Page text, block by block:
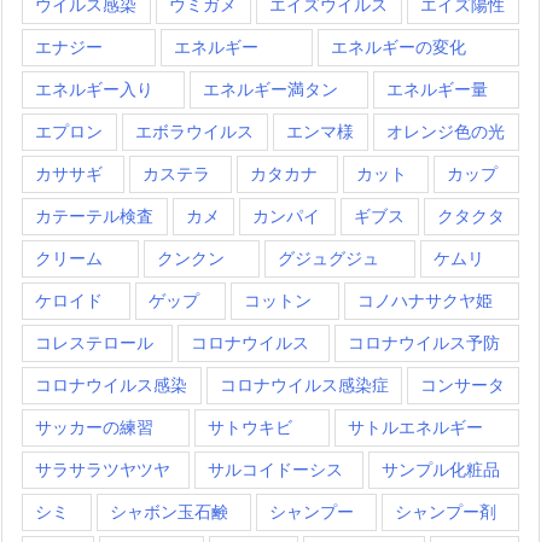
ウイルス感染 ウミガメ エイズウイルス エイズ陽性
エナジー エネルギー エネルギーの変化
エネルギー入り エネルギー満タン エネルギー量
エプロン エボラウイルス エンマ様 オレンジ色の光
カササギ カステラ カタカナ カット カップ
カテーテル検査 カメ カンパイ ギブス クタクタ
クリーム クンクン グジュグジュ ケムリ
ケロイド ゲップ コットン コノハナサクヤ姫
コレステロール コロナウイルス コロナウイルス予防
コロナウイルス感染 コロナウイルス感染症 コンサータ
サッカーの練習 サトウキビ サトルエネルギー
サラサラツヤツヤ サルコイドーシス サンプル化粧品
シミ シャボン玉石鹸 シャンプー シャンプー剤